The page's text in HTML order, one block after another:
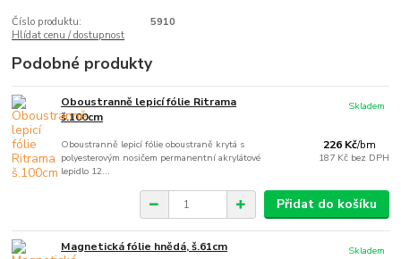
Číslo produktu:
5910
Hlídat cenu / dostupnost
Podobné produkty
Oboustranně lepicí fólie Ritrama
š.100cm
Oboustranně lepicí fólie oboustraně krytá s
polyesterovým nosičem permanentní akrylátové
lepidlo 12...
226 Kč/bm
187 Kč bez DPH
Skladem
Přidat do košíku
Magnetická fólie hnědá, š.61cm Skladem